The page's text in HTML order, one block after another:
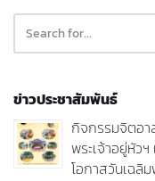
ข่าวประชาสัมพันธ์
กิจกรรมจิตอา
พระเจ้าอยู่หัว
โอกาสวันเฉลิ